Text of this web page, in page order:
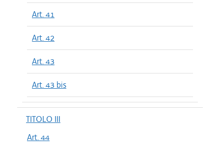
Art. 41
Art. 42
Art. 43
Art. 43 bis
TITOLO III
Art. 44